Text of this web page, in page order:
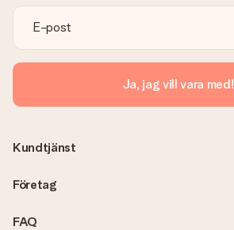
Ja, jag vill vara med!
FAQ
Kundtjänst
Företag